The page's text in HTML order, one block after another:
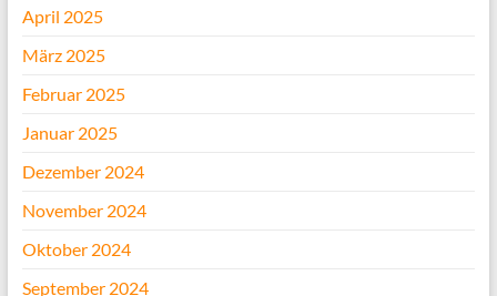
April 2025
März 2025
Februar 2025
Januar 2025
Dezember 2024
November 2024
Oktober 2024
September 2024